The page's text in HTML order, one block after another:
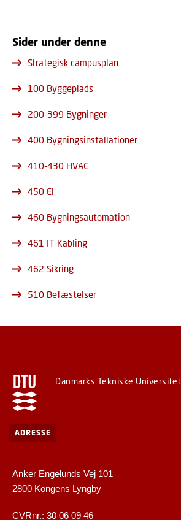
Sider under denne
Strategisk campusplan
100 Byggeplads
200-399 Bygninger
400 Bygningsinstallationer
410-430 HVAC
450 El
460 Bygningsautomation
461 IT Kabling
462 Sikring
510 Befæstelser
Danmarks Tekniske Universitet
ADRESSE
Anker Engelunds Vej 101
2800 Kongens Lyngby
CVRnr.: 30 06 09 46